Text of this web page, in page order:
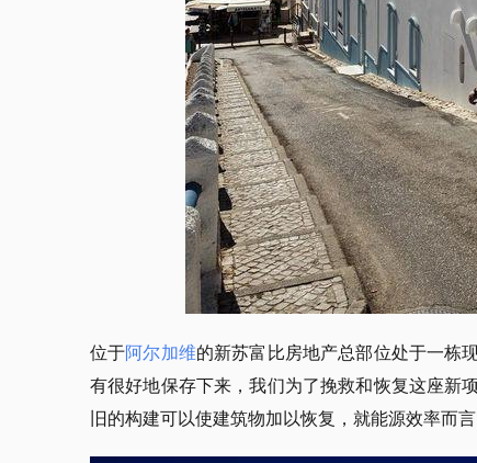
位于阿尔加维的新苏富比房地产总部位处于一栋
有很好地保存下来，我们为了挽救和恢复这座新
旧的构建可以使建筑物加以恢复，就能源效率而